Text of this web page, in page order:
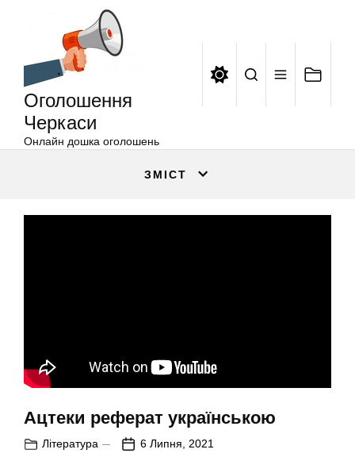
Оголошення
Черкаси
Онлайн дошка оголошень
ЗМІСТ
Ацтеки реферат українською
Література 6 Липня, 2021